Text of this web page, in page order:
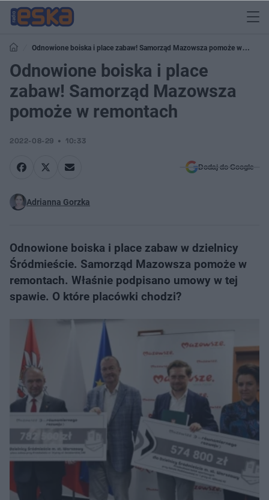
Odnowione boiska i place zabaw! Samorząd Mazowsza pomoże w
remontach
Odnowione boiska i place
zabaw! Samorząd Mazowsza
pomoże w remontach
2022-08-29 10:33
Dodaj do Google
Adrianna Gorzka
Odnowione boiska i place zabaw w dzielnicy
Śródmieście. Samorząd Mazowsza pomoże w
remontach. Właśnie podpisano umowy w tej
spawie. O które placówki chodzi?